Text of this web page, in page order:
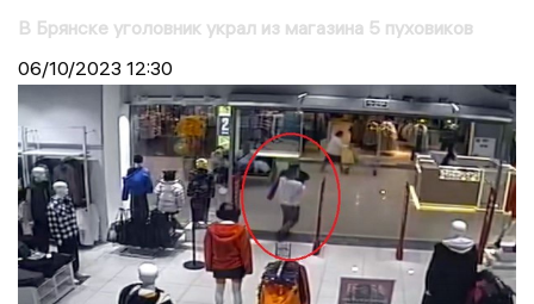
В Брянске уголовник украл из магазина 5 пуховиков
06/10/2023 12:30